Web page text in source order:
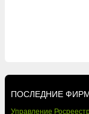
ПОСЛЕДНИЕ
Управление